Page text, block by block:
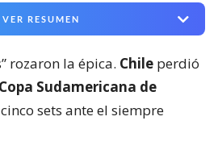
VER RESUMEN
rozaron la épica. Chile perdió
Copa Sudamericana de
sets ante el siempre